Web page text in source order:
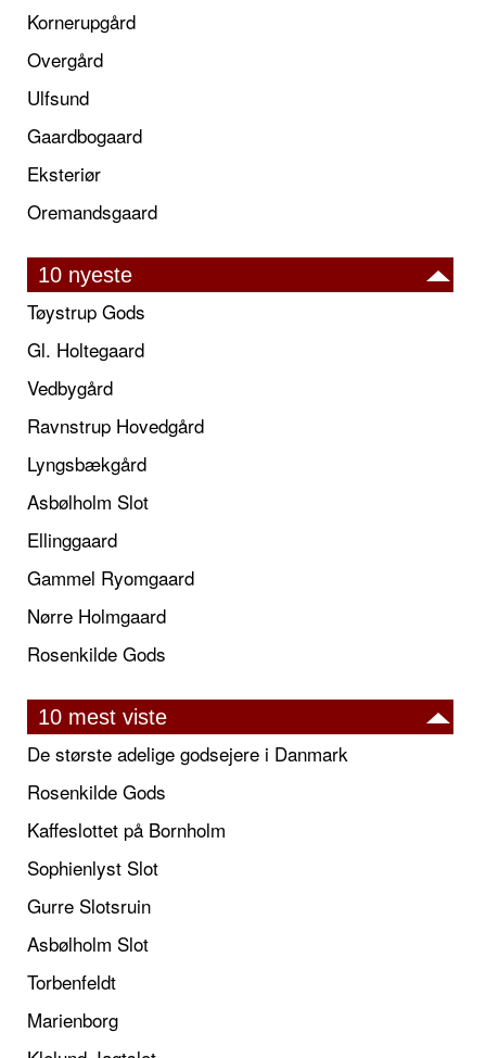
Kornerupgård
Overgård
Ulfsund
Gaardbogaard
Eksteriør
Oremandsgaard
10 nyeste
Tøystrup Gods
Gl. Holtegaard
Vedbygård
Ravnstrup Hovedgård
Lyngsbækgård
Asbølholm Slot
Ellinggaard
Gammel Ryomgaard
Nørre Holmgaard
Rosenkilde Gods
10 mest viste
De største adelige godsejere i Danmark
Rosenkilde Gods
Kaffeslottet på Bornholm
Sophienlyst Slot
Gurre Slotsruin
Asbølholm Slot
Torbenfeldt
Marienborg